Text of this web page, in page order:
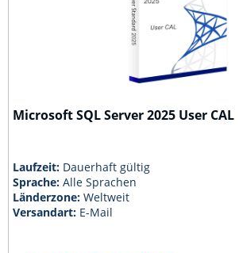
Microsoft SQL Server 2025 User CAL
Laufzeit: Dauerhaft gültig
Sprache:Alle Sprachen
Länderzone:Weltweit
Versandart: E-Mail